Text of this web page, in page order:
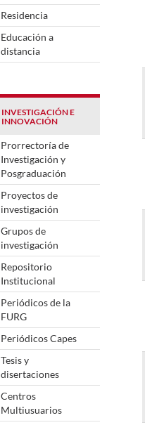
Residencia
Educación a
distancia
INVESTIGACIÓN E
INNOVACIÓN
Prorrectoría de
Investigación y
Posgraduación
Proyectos de
investigación
Grupos de
investigación
Repositorio
Institucional
Periódicos de la
FURG
Periódicos Capes
Tesis y
disertaciones
Centros
Multiusuarios